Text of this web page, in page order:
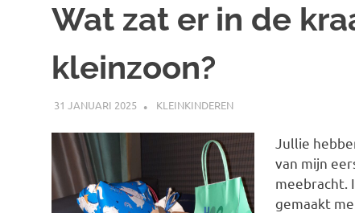
Wat zat er in de
kleinzoon?
31 JANUARI 2025 MARJOLEIN
KLEINKINDEREN
Jullie
van mijn
meebracht.
gemaakt